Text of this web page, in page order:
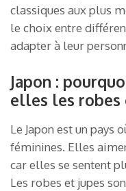
classiques aux plus
le choix entre
adapter à leur
Japon :
elles les robes
Le Japon est un pays
féminines. Elles
car elles se sentent
Les robes et jupes